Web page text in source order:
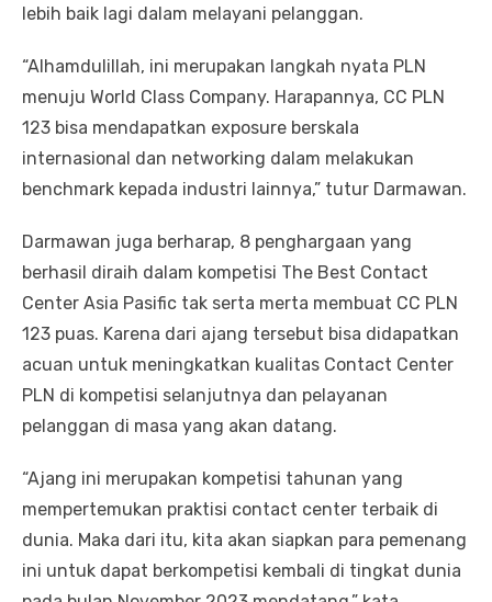
lebih baik lagi dalam melayani pelanggan.
“Alhamdulillah, ini merupakan langkah nyata PLN
menuju World Class Company. Harapannya, CC PLN
123 bisa mendapatkan exposure berskala
internasional dan networking dalam melakukan
benchmark kepada industri lainnya,” tutur Darmawan.
Darmawan juga berharap, 8 penghargaan yang
berhasil diraih dalam kompetisi The Best Contact
Center Asia Pasific tak serta merta membuat CC PLN
123 puas. Karena dari ajang tersebut bisa didapatkan
acuan untuk meningkatkan kualitas Contact Center
PLN di kompetisi selanjutnya dan pelayanan
pelanggan di masa yang akan datang.
“Ajang ini merupakan kompetisi tahunan yang
mempertemukan praktisi contact center terbaik di
dunia. Maka dari itu, kita akan siapkan para pemenang
ini untuk dapat berkompetisi kembali di tingkat dunia